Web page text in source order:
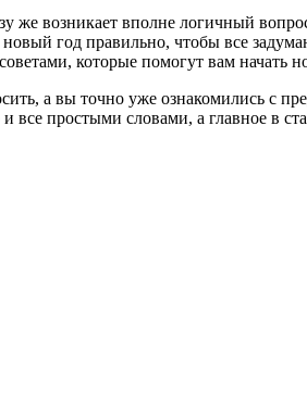
же возникает вполне логичный
год правильно, чтобы все
которые помогут вам начать
а вы точно уже ознакомились с
и все простыми словами, а главное